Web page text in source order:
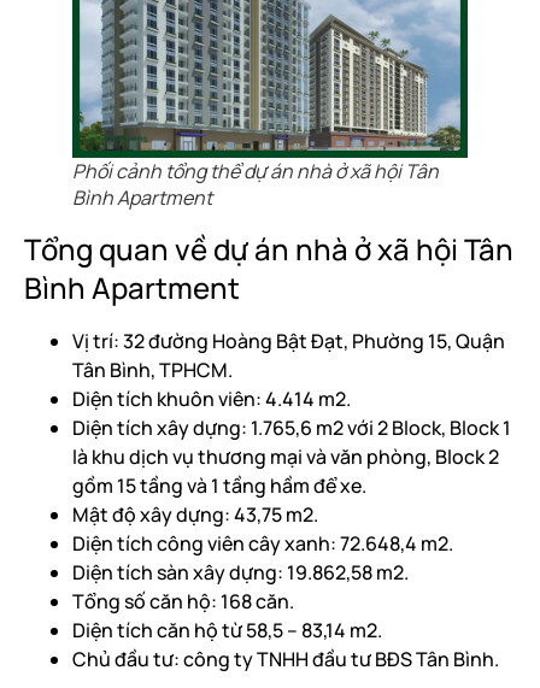
Phối cảnh tổng thể dự án nhà ở xã hội Tân
Bình Apartment
Tổng quan về dự án nhà ở xã hội Tân
Bình Apartment
Vị trí: 32 đường Hoàng Bật Đạt, Phường 15, Quận
Tân Bình, TPHCM.
Diện tích khuôn viên: 4.414 m2.
Diện tích xây dựng: 1.765,6 m2 với 2 Block, Block 1
là khu dịch vụ thương mại và văn phòng, Block 2
gồm 15 tầng và 1 tầng hầm để xe.
Mật độ xây dựng: 43,75 m2.
Diện tích công viên cây xanh: 72.648,4 m2.
Diện tích sàn xây dựng: 19.862,58 m2.
Tổng số căn hộ: 168 căn.
Diện tích căn hộ từ 58,5 – 83,14 m2.
Chủ đầu tư: công ty TNHH đầu tư BĐS Tân Bình.